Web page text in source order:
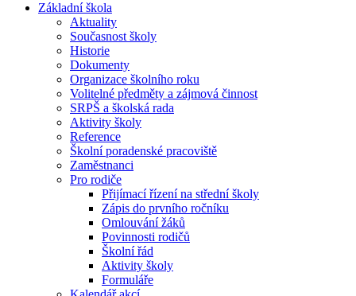
Základní škola
Aktuality
Současnost školy
Historie
Dokumenty
Organizace školního roku
Volitelné předměty a zájmová činnost
SRPŠ a školská rada
Aktivity školy
Reference
Školní poradenské pracoviště
Zaměstnanci
Pro rodiče
Přijímací řízení na střední školy
Zápis do prvního ročníku
Omlouvání žáků
Povinnosti rodičů
Školní řád
Aktivity školy
Formuláře